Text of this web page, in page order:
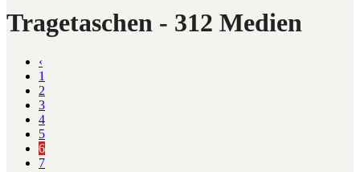
Tragetaschen - 312 Medien
‹
1
2
3
4
5
6
7